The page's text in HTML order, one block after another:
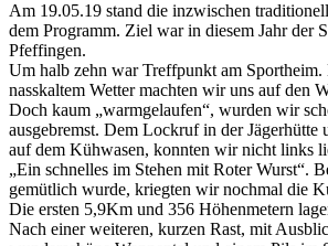
Am 19.05.19 stand die inzwischen
dem Programm. Ziel war in diesem Jahr der
Pfeffingen.
Um halb zehn war Treffpunkt am
nasskaltem Wetter machten wir uns auf den
Doch kaum „warmgelaufen“, wurden wir
ausgebremst. Dem Lockruf in der Jägerhütte
auf dem Kühwasen, konnten wir nicht links
„Ein schnelles im Stehen mit Roter Wurst“.
gemütlich wurde, kriegten wir nochmal die
Die ersten 5,9Km und 356 Höhenmetern
Nach einer weiteren, kurzen Rast, mit